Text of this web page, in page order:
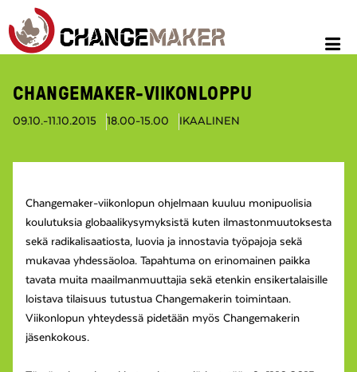
CHANGEMAKER-VIIKONLOPPU
09.10.-11.10.2015 18.00-15.00 IKAALINEN
Changemaker-viikonlopun ohjelmaan kuuluu monipuolisia
koulutuksia globaalikysymyksistä kuten ilmastonmuutoksesta
sekä radikalisaatiosta, luovia ja innostavia työpajoja sekä
mukavaa yhdessäoloa. Tapahtuma on erinomainen paikka
tavata muita maailmanmuuttajia sekä etenkin ensikertalaisille
loistava tilaisuus tutustua Changemakerin toimintaan.
Viikonlopun yhteydessä pidetään myös Changemakerin
jäsenkokous.